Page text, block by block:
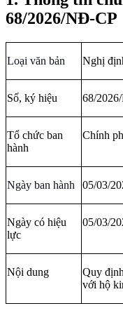
68/2026/NĐ-CP
Loại văn bản Nghị
Số, ký hiệu 68/
Tổ chức ban
hành
Chính
Ngày ban hành 05/03/
Ngày có hiệu
lực
05/03/
Nội dung
Quy
với hộ